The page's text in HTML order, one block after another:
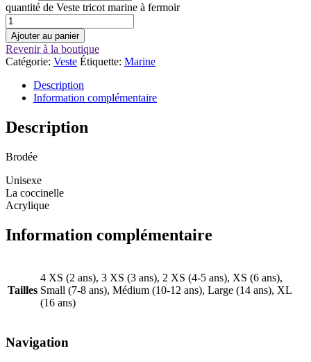
quantité de Veste tricot marine à fermoir
Ajouter au panier
Revenir à la boutique
Catégorie: Veste Étiquette: Marine
Description
Information complémentaire
Description
Brodée
Unisexe
La coccinelle
Acrylique
Information complémentaire
Tailles
4 XS (2 ans), 3 XS (3 ans), 2 XS (4-5 ans), XS (6 ans),
Small (7-8 ans), Médium (10-12 ans), Large (14 ans), XL
(16 ans)
Navigation